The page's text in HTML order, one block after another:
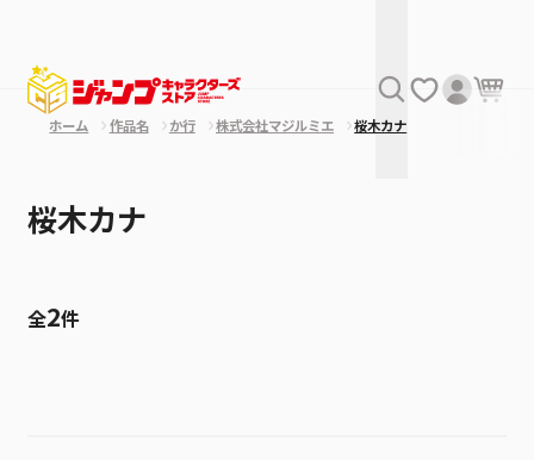
ホーム 作品名 か行 株式会社マジルミエ 桜木カナ
桜木カナ
全2件